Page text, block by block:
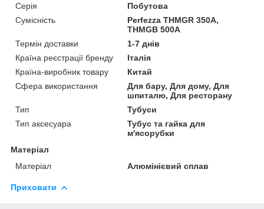
Серія
Побутова
Сумісність
Perfezza THMGR 350A,
THMGB 500A
Термін доставки
1-7 днів
Країна реєстрації бренду
Італія
Країна-виробник товару
Китай
Сфера використання
Для бару, Для дому, Для
шпиталю, Для ресторану
Тип
Тубуси
Тип аксесуара
Тубус та гайка для
м'ясорубки
Матеріал
Матеріал
Алюмінієвий сплав
Приховати